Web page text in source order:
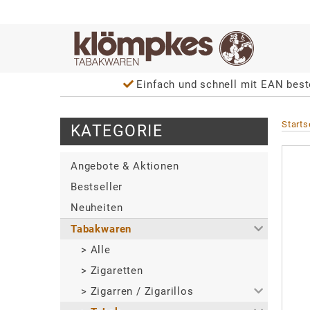
Einfach und schnell mit EAN
KATEGORIE
Angebote & Aktionen
Bestseller
Neuheiten
Tabakwaren
> Alle
> Zigaretten
> Zigarren / Zigarillos